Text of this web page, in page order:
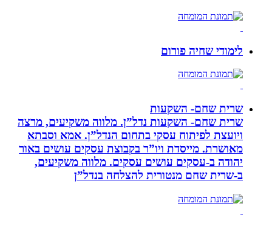
לימודי שחיה פורום
שרית שחם- השקעות
שרית שחם- השקעות נדל”ן. מלווה משקיעים, מרצה
ויועצת לפיתוח עסקי בתחום הנדל”ן. אמא וסבתא
מאושרת. ‏מייסדת ויו”ר בקבוצת עסקים עושים באור
יהודה‏ ב-‏עסקים עושים עסקים‏. ‏מלווה משקיעים,
ב-‏שרית שחם מנטורית להצלחה בנדל”ן‏